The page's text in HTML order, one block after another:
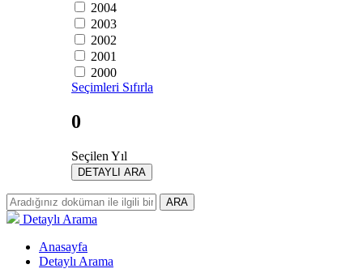
2004
2003
2002
2001
2000
Seçimleri Sıfırla
0
Seçilen Yıl
DETAYLI ARA
ARA
Detaylı Arama
Anasayfa
Detaylı Arama